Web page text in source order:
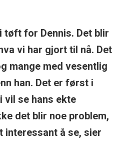
tøft for Dennis. Det blir
vi har gjort til nå. Det
mange med vesentlig
han. Det er først i
vil se hans ekte
det blir noe problem,
interessant å se, sier